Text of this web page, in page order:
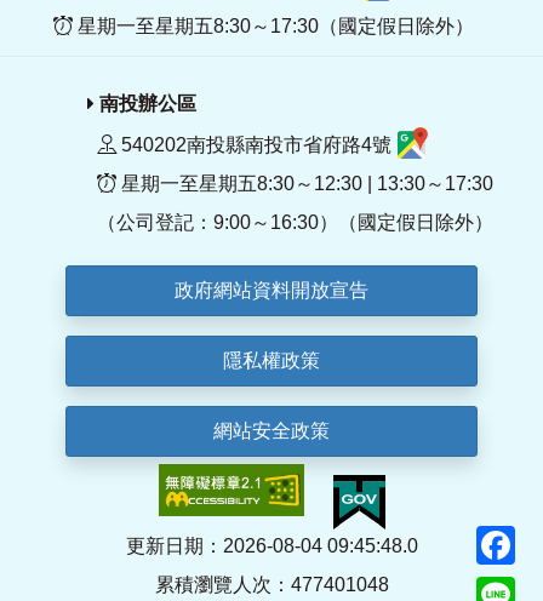
星期一至星期五8:30～17:30（國定假日除外）
南投辦公區
540202南投縣南投市省府路4號
星期一至星期五8:30～12:30 | 13:30～17:30
（公司登記：9:00～16:30）（國定假日除外）
政府網站資料開放宣告
隱私權政策
網站安全政策
更新日期：2026-08-04 09:45:48.0
累積瀏覽人次：477401048